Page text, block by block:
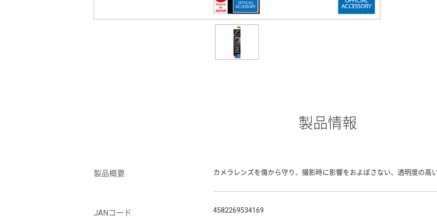
製品情報
製品概要 カメラレンズを傷から守り、撮影時に影響をおよぼさない、透明度の高
JANコード 4582269534169